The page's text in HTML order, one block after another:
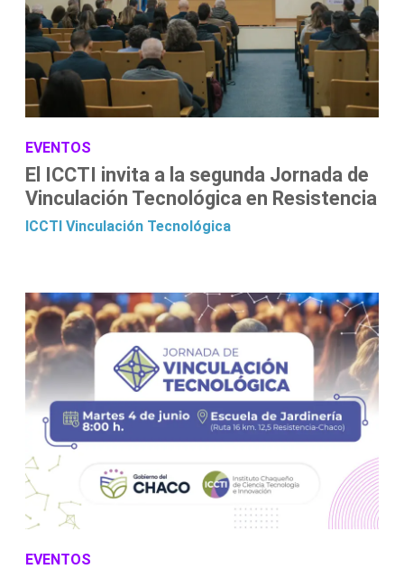
EVENTOS
El ICCTI invita a la segunda Jornada de
Vinculación Tecnológica en Resistencia
ICCTI Vinculación Tecnológica
EVENTOS